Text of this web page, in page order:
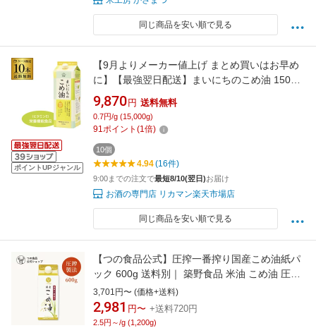
同じ商品を安い順で見る
ポイントUPジャンル
【9月よりメーカー値上げ まとめ買いはお早め
に】【最強翌日配送】まいにちのこめ油 1500g
1.5kg 10本 紙パック 三和油脂 こめあぶら 米油
油 国産こめ油 KOB
9,870 円 送料無料
0.7円/g (15,000g)
91ポイント (1倍)
10個
4.94(16件)
9:00までの注文で最短8/10(翌日)お届け
お酒の専門店 リカマン楽天市場店
同じ商品を安い順で見る
【つの食品公式】圧搾一番搾り国産こめ油紙パ
ック 600g 送料別｜ 築野食品 米油 こめ油 圧搾
溶剤不使用 国産 植物油 調理油 食用油 調味料
オリザノール ビタミンE 環境にやさしい
TSUNO
3,701円〜 (価格+送料)
2,981 円〜 +送料720円
2.5円～/g (1,200g)